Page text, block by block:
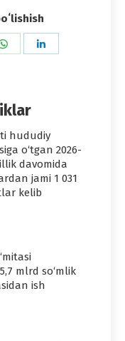
Share
hududiy
o‘tgan 2026-
davomida
jami 1 031
kelib
mlrd so‘mlik
ish